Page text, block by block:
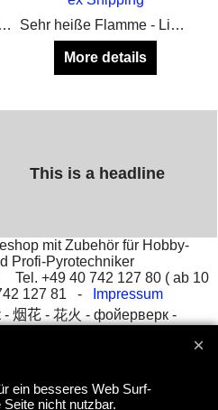
Kabelklemmen zum Zündanlagen selbstbau
Sehr heiße Flamme - Liegt gut in der Hand - Nachfüllbar mit normalem Feuerzeuggas
More details
This is a headline
mit Zubehör für Hobby-
Profi-Pyrotechniker
Tel. +49 40 742 127 80 ( ab 10
127 81 -
Impressum
- 烟花 - 花火 - фойерверк -
online store
ein besseres Web Surf-
nicht nutzbar.